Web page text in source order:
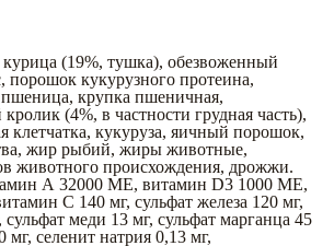
курица (19%, тушка), обезвоженный
порошок кукурузного протеина,
крупка пшеничная,
(4%, в частности грудная часть),
клетчатка, кукуруза, яичный порошок,
жир рыбий, жиры животные,
животного происхождения, дрожжи.
А 32000 МЕ, витамин D3 1000 МЕ,
С 140 мг, сульфат железа 120 мг,
сульфат меди 13 мг, сульфат марганца 45
мг, селенит натрия 0,13 мг,